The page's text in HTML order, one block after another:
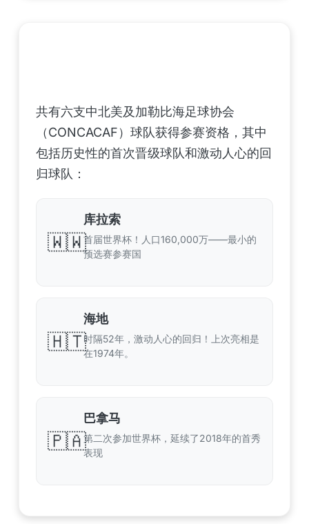
共有六支中北美及加勒比海足球协会
（CONCACAF）球队获得参赛资格，其中
包括历史性的首次晋级球队和激动人心的回
归球队：
🇼🇼
库拉索
首届世界杯！人口160,000万——最小的
预选赛参赛国
🇭🇹
海地
时隔52年，激动人心的回归！上次亮相是
在1974年。
🇵🇦
巴拿马
第二次参加世界杯，延续了2018年的首秀
表现